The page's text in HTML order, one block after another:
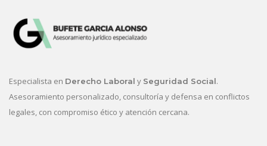
Especialista en Derecho Laboral y Seguridad Social.
Asesoramiento personalizado, consultoría y defensa en conflictos
legales, con compromiso ético y atención cercana.